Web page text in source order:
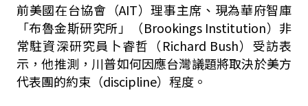
前美國在台協會（AIT）理事主席、現為華府智庫
「布魯金斯研究所」（Brookings Institution）非
常駐資深研究員卜睿哲（Richard Bush）受訪表
示，他推測，川普如何因應台灣議題將取決於美方
代表團的約束（discipline）程度。